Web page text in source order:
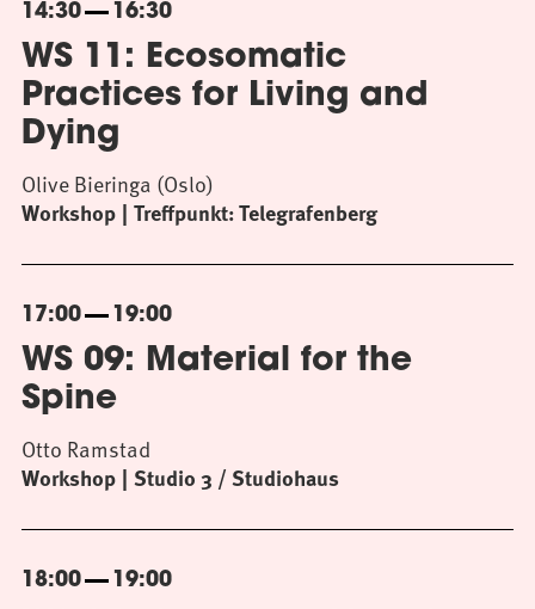
14:30 16:30
WS 11: Ecosomatic
Practices for Living and
Dying
Workshop Treffpunkt: Telegrafenberg
Olive Bieringa (Oslo)
17:00 19:00
WS 09: Material for the
Spine
Workshop Studio 3 / Studiohaus
Otto Ramstad
18:00 19:00